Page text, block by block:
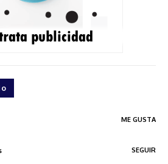
ME GUSTA
SEGUIR